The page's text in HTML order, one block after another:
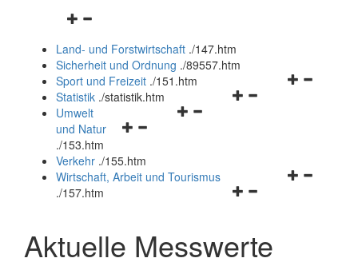
Navigationsmenü
und
schließen
Land- und Forstwirtschaft ./147.htm
Sicherheit und Ordnung ./89557.htm
Navigationsmenü
Sport und Freizeit ./151.htm
Navigationsmenü
Statistik ./statistik.htm
Navigationsmenü
und
schließen
Umwelt
und Natur
./153.htm
Verkehr ./155.htm
Navigationsmenü
schließen
Wirtschaft, Arbeit und Tourismus
./157.htm
Aktuelle Messwerte